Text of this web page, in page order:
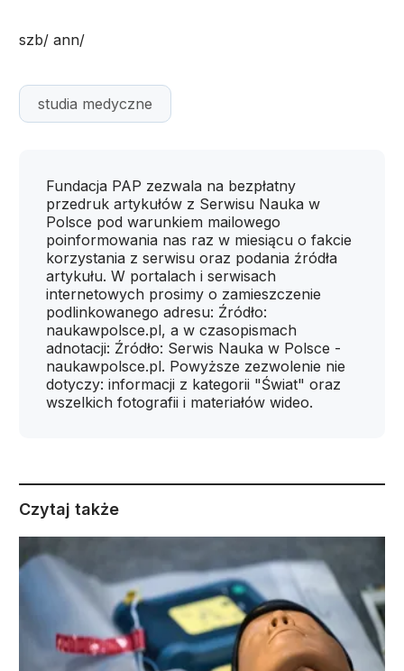
szb/ ann/
studia medyczne
Fundacja PAP zezwala na bezpłatny
przedruk artykułów z Serwisu Nauka w
Polsce pod warunkiem mailowego
poinformowania nas raz w miesiącu o fakcie
korzystania z serwisu oraz podania źródła
artykułu. W portalach i serwisach
internetowych prosimy o zamieszczenie
podlinkowanego adresu: Źródło:
naukawpolsce.pl, a w czasopismach
adnotacji: Źródło: Serwis Nauka w Polsce -
naukawpolsce.pl. Powyższe zezwolenie nie
dotyczy: informacji z kategorii "Świat" oraz
wszelkich fotografii i materiałów wideo.
Czytaj także